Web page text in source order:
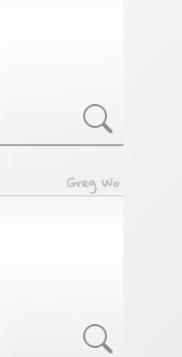
Greg Wo